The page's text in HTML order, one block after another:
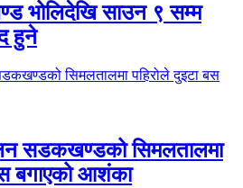
भोलिदेखि साउन ९ सम्म
हुने
सडकखण्डको सिमलतालमा
बगाएको आशंका